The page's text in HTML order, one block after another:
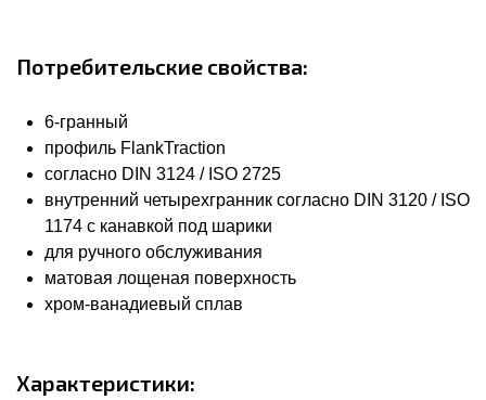
Потребительские свойства:
6-гранный
профиль FlankTraction
согласно DIN 3124 / ISO 2725
внутренний четырехгранник согласно DIN 3120 / ISO
1174 с канавкой под шарики
для ручного обслуживания
матовая лощеная поверхность
хром-ванадиевый сплав
Характеристики: